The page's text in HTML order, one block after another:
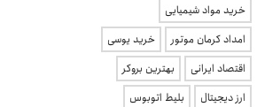
خرید مواد شیمیایی
امداد کرمان موتور
خرید یوسی
اقتصاد ایرانی
بهترین بروکر
ارز دیجیتال
بلیط اتوبوس